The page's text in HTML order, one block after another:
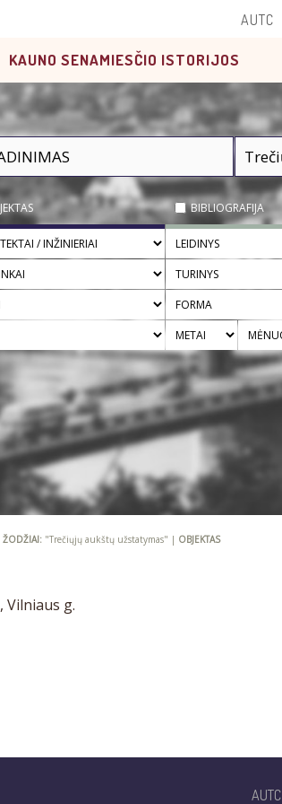
AUTC
KAUNO SENAMIESČIO ISTORIJOS
BIBLIOGRAFIJA
ŽODŽIAI: "Trečiųjų aukštų užstatymas" | OBJEKTAS
Vilniaus g.
AUTC